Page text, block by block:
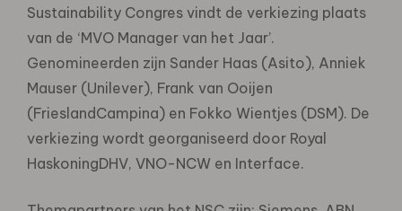
Sustainability Congres vindt de verkiezing plaats
van de ‘MVO Manager van het Jaar’.
Genomineerden zijn Sander Haas (Asito), Anniek
Mauser (Unilever), Frank van Ooijen
(FrieslandCampina) en Fokko Wientjes (DSM). De
verkiezing wordt georganiseerd door Royal
HaskoningDHV, VNO-NCW en Interface.